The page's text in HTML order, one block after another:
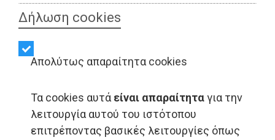
Δήλωση cookies
Απολύτως απαραίτητα cookies
Τα cookies αυτά είναι απαραίτηταγια την
λειτουργία αυτού του ιστότοπου
επιτρέποντας βασικές λειτουργίες όπως
LIFESTYLE - Αττική